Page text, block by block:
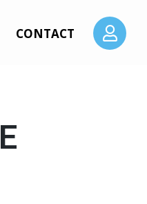
CONTACT